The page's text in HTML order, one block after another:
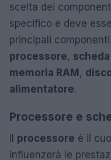
scelta dei
specifico e deve
principali
processore,
memoria RAM,
alimentatore.
Processore e
Il processore è il
influenzerà le